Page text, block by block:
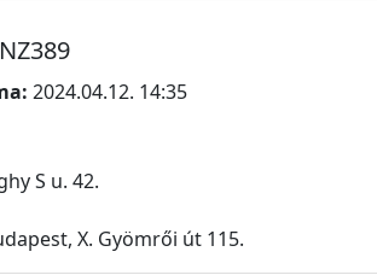
2024.04.12. 14:35
S u. 42.
X. Gyömrői út 115.